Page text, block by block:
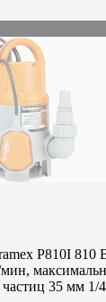
P810I 810
35 мм 1/4